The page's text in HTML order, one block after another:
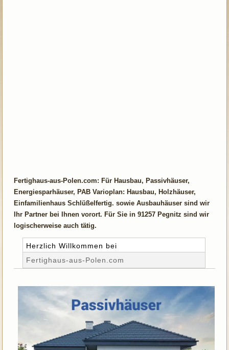
Fertighaus-aus-Polen.com: Für Hausbau, Passivhäuser,
Energiesparhäuser, PAB Varioplan: Hausbau, Holzhäuser,
Einfamilienhaus Schlüßelfertig. sowie Ausbauhäuser sind wir
Ihr Partner bei Ihnen vorort. Für Sie in 91257 Pegnitz sind wir
logischerweise auch tätig.
Herzlich Willkommen bei
Fertighaus-aus-Polen.com